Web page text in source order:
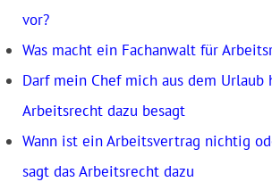
vor?
Was macht ein Fachanwalt für
Darf mein Chef mich aus dem Urlaub
Arbeitsrecht dazu besagt
Wann ist ein Arbeitsvertrag nichtig
sagt das Arbeitsrecht dazu